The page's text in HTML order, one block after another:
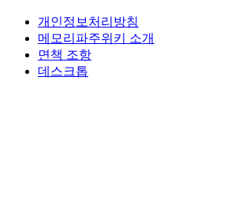
개인정보처리방침
메모리파주위키 소개
면책 조항
데스크톱